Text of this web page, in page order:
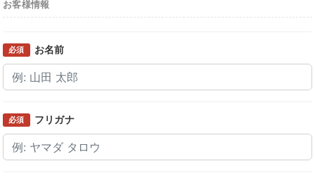
お客様情報
必須 お名前
必須 フリガナ